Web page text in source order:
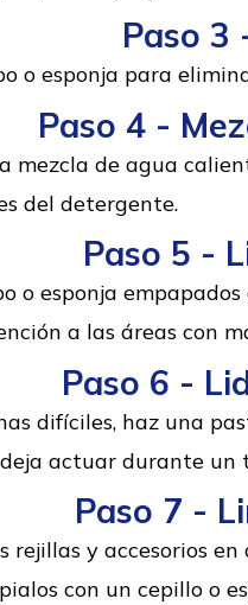
Paso 3
o esponja para
Paso 4 -
mezcla de agua
del detergente.
Paso 5 -
o esponja
a las áreas con
Paso 6 -
difíciles, haz una
actuar durante
Paso 7 -
rejillas y accesorios
con un cepillo o